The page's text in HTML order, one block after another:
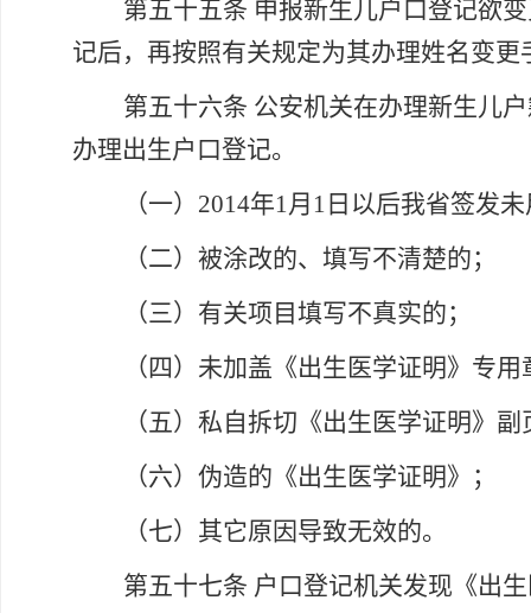
第五十五条 申报新生儿户口登记欲
记后，再按照有关规定为其办理姓名变
第五十六条 公安机关在办理新生儿
办理出生户口登记。
（一） 2014年1月1日以后我省签发
（二）被涂改的、填写不清楚的；
（三）有关项目填写不真实的；
（四）未加盖《出生医学证明》专用
（五）私自拆切《出生医学证明》副
（六）伪造的《出生医学证明》；
（七）其它原因导致无效的。
第五十七条 户口登记机关发现《出